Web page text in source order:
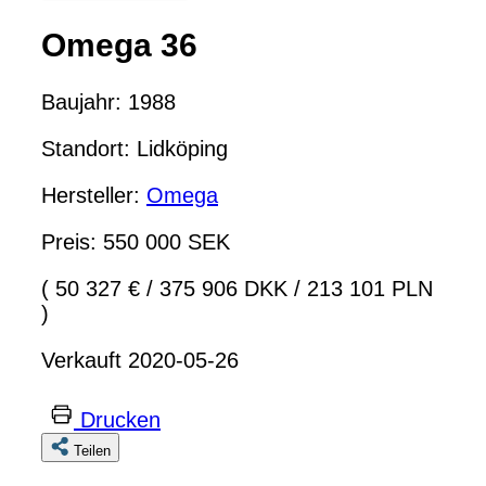
Omega 36
Baujahr: 1988
Standort: Lidköping
Hersteller: Omega
Preis: 550 000 SEK
( 50 327 € / 375 906 DKK / 213 101 PLN
)
Verkauft 2020-05-26
Drucken
Teilen